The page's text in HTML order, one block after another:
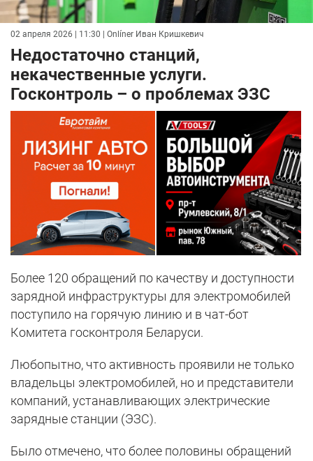
02 апреля 2026 | 11:30 | Onlíner Иван Кришкевич
Недостаточно станций,
некачественные услуги.
Госконтроль – о проблемах ЭЗС
Более 120 обращений по качеству и доступности
зарядной инфраструктуры для электромобилей
поступило на горячую линию и в чат-бот
Комитета госконтроля Беларуси.
Любопытно, что активность проявили не только
владельцы электромобилей, но и представители
компаний, устанавливающих электрические
зарядные станции (ЭЗС).
Было отмечено, что более половины обращений